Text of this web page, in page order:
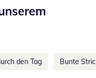
den Tag Bunte